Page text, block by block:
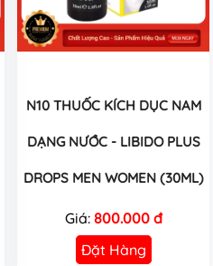
N10 THUỐC KÍCH DỤC NAM
DẠNG NƯỚC - LIBIDO PLUS
DROPS MEN WOMEN (30ML)
Giá: 800.000 đ
Đặt Hàng